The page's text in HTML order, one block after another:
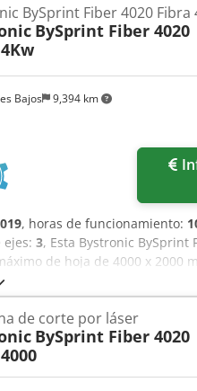
Bajos 9,394 km
BySprint Fiber 4020 Fibra
BySprint Fiber 4020
, horas de funcionamiento:
3, Esta Bystronic BySprint
de hoja de 4000 x 2000
de corte por láser de
4Kw que tenemos a la
cabezal de corte (ca abril
adicional • ByLoader
de corte por láser
BySprint Fiber 4020